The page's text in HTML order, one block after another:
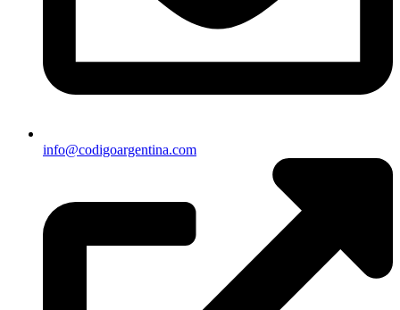
info@codigoargentina.com